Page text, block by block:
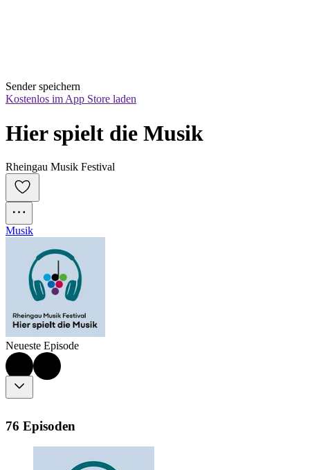
Sender speichern
Kostenlos im App Store laden
Hier spielt die Musik
Rheingau Musik Festival
Musik
Neueste Episode
76 Episoden